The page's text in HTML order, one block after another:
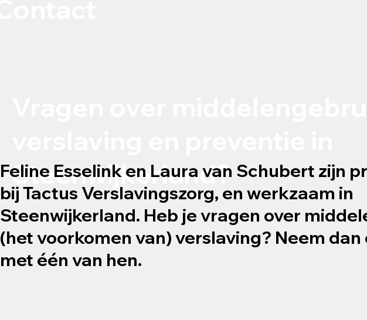
Steenwijkerland?
Feline Esselink en Laura van Schubert zijn
bij Tactus Verslavingszorg, en werkzaam in
Steenwijkerland. Heb je vragen over
(het voorkomen van) verslaving? Neem
met één van hen.